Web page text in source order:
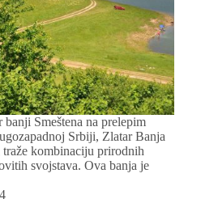
Smeštena na prelepim
Srbiji, Zlatar Banja
kombinaciju prirodnih
svojstava. Ova banja je